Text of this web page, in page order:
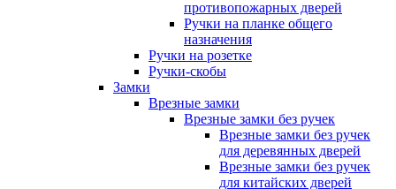
противопожарных дверей
Ручки на планке общего
назначения
Ручки на розетке
Ручки-скобы
Замки
Врезные замки
Врезные замки без ручек
Врезные замки без ручек
для деревянных дверей
Врезные замки без ручек
для китайских дверей